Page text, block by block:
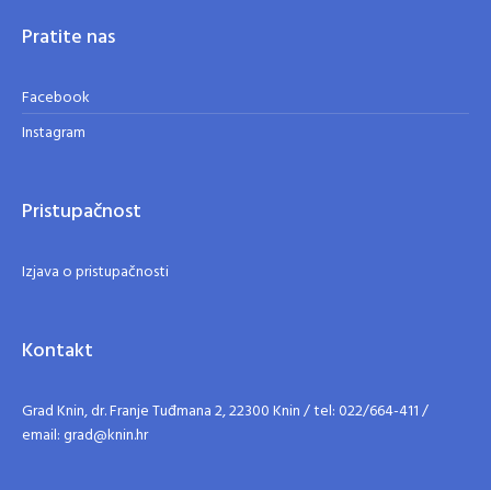
Pratite nas
Facebook
Instagram
Pristupačnost
Izjava o pristupačnosti
Kontakt
Grad Knin, dr. Franje Tuđmana 2, 22300 Knin / tel: 022/664-411 /
email: grad@knin.hr